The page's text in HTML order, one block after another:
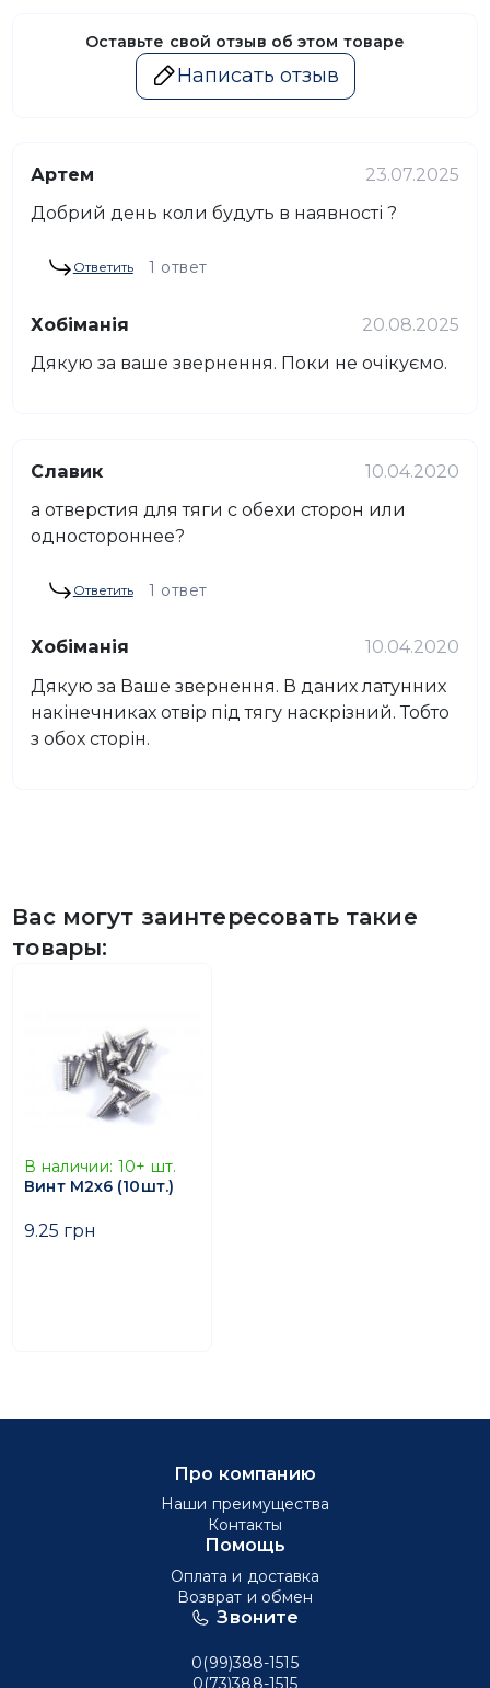
Оставьте свой отзыв об этом товаре
Написать отзыв
Артем
23.07.2025
Добрий день коли будуть в наявності ?
Ответить 1 ответ
Хобіманія
20.08.2025
Дякую за ваше звернення. Поки не очікуємо.
Славик
10.04.2020
а отверстия для тяги с обехи сторон или
одностороннее?
Ответить 1 ответ
Хобіманія
10.04.2020
Дякую за Ваше звернення. В даних латунних
накінечниках отвір під тягу наскрізний. Тобто
з обох сторін.
Вас могут заинтересовать такие
товары:
В наличии: 10+ шт.
Винт М2х6 (10шт.)
9.25 грн
Звоните
0(99)388-1515
0(73)388-1515
Про компанию
Наши преимущества
Контакты
Помощь
Оплата и доставка
Возврат и обмен